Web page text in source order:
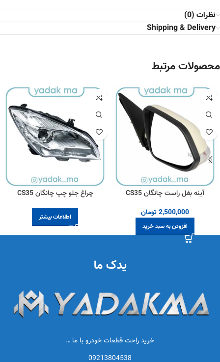
نظرات (0)
Shipping & Delivery
محصولات مرتبط
آینه بغل راست چانگان CS35
2,500,000تومان
افزودن به سبد خرید
چراغ جلو چپ چانگان CS35
اطلاعات بیشتر
یدک ما
خرید راحت قطعات خودرو با ما …
09213804538